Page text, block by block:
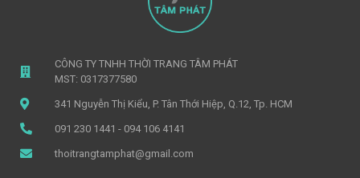
CÔNG TY TNHH THỜI TRANG TÂM PHÁT
MST: 0317377580
341 Nguyễn Thị Kiểu, P. Tân Thới Hiệp, Q.12, Tp. HCM
091 230 1441 - 094 106 4141
thoitrangtamphat@gmail.com